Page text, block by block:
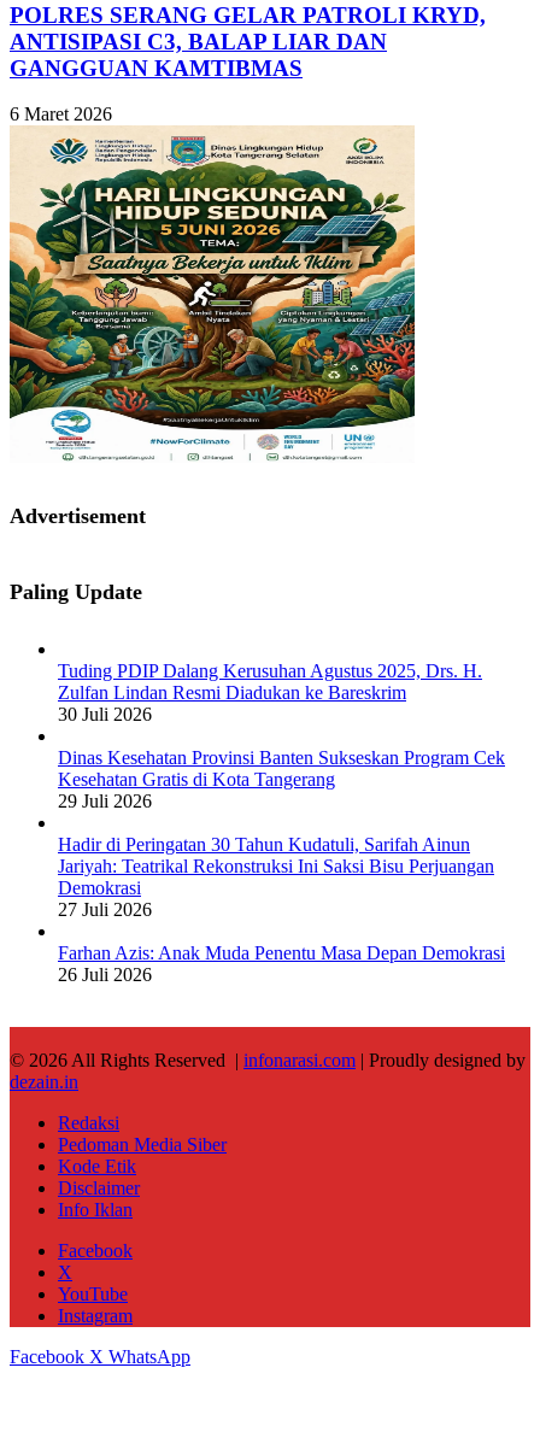
POLRES SERANG GELAR PATROLI KRYD,
ANTISIPASI C3, BALAP LIAR DAN
GANGGUAN KAMTIBMAS
6 Maret 2026
Advertisement
Paling Update
Tuding PDIP Dalang Kerusuhan Agustus 2025, Drs. H.
Zulfan Lindan Resmi Diadukan ke Bareskrim
30 Juli 2026
Dinas Kesehatan Provinsi Banten Sukseskan Program Cek
Kesehatan Gratis di Kota Tangerang
29 Juli 2026
Hadir di Peringatan 30 Tahun Kudatuli, Sarifah Ainun
Jariyah: Teatrikal Rekonstruksi Ini Saksi Bisu Perjuangan
Demokrasi
27 Juli 2026
Farhan Azis: Anak Muda Penentu Masa Depan Demokrasi
26 Juli 2026
© 2026 All Rights Reserved | infonarasi.com | Proudly designed by
dezain.in
Redaksi
Pedoman Media Siber
Kode Etik
Disclaimer
Info Iklan
Facebook
X
YouTube
Instagram
Facebook X WhatsApp